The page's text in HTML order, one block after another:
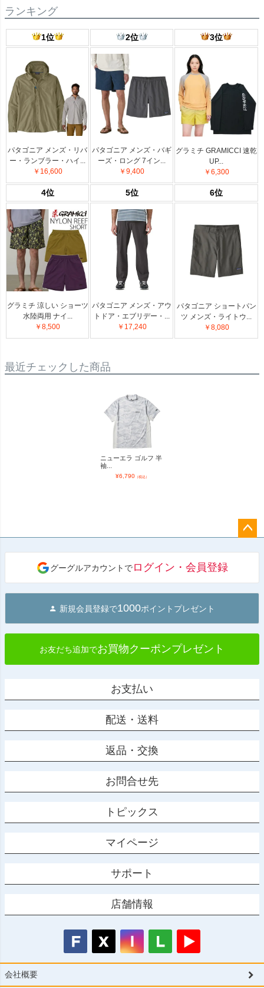
ランキング
1位 2位 3位
パタゴニア メンズ・リバ
ー・ランブラー・ハイ...
￥16,600
パタゴニア メンズ・バギ
ーズ・ロング 7イン...
￥9,400
グラミチ GRAMICCI 速乾
UP...
￥6,300
4位 5位 6位
グラミチ 涼しい ショーツ
水陸両用 ナイ...
￥8,500
パタゴニア メンズ・アウ
トドア・エブリデー・...
￥17,240
パタゴニア ショートパン
ツ メンズ・ライトウ...
￥8,080
最近チェックした商品
ニューエラ ゴルフ 半
袖...
¥6,790（税込）
へ
グーグルアカウントでログイン・会員登録
新規会員登録で1000ポイントプレゼント
お友だち追加でお買物クーポンプレゼント
お支払い
配送・送料
返品・交換
お問合せ先
トピックス
マイページ
サポート
店舗情報
会社概要